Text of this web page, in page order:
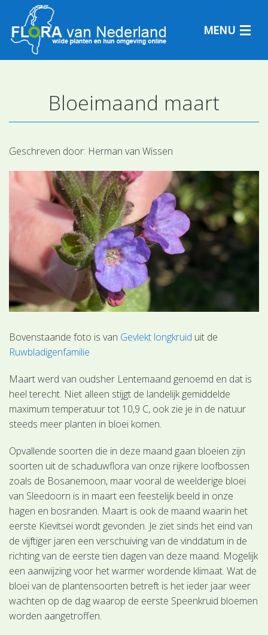
MENU
Plantensoorten
Plantengemeenschappen
Determineren
Bloeimaand maart
Geschreven door: Herman van Wissen
Bovenstaande foto is van Gevlekt longkruid uit de
Ruwbladigenfamilie
Maart werd van oudsher Lentemaand genoemd en dat is
heel terecht. Niet alleen stijgt de landelijk gemiddelde
maximum temperatuur tot 10,9 C, ook zie je in de natuur
steeds meer planten in bloei komen.
Opvallende soorten die in deze maand gaan bloeien zijn
soorten uit de schaduwflora van onze rijkere loofbossen
zoals de Bosanemoon, maar vooral de weelderige bloei
van Sleedoorn is in maart een feestelijk beeld in onze
hagen en bosranden. Maart is ook de maand waarin het
eerste Kievitsei wordt gevonden. Je ziet sinds het eind van
de vijftiger jaren een verschuiving van de vinddatum in de
richting van de eerste tien dagen van deze maand. Mogelijk
een aanwijzing voor het warmer wordende klimaat. Wat de
bloei van de plantensoorten betreft is het ieder jaar weer
wachten op de dag waarop de eerste Speenkruid bloemen
worden aangetroffen.